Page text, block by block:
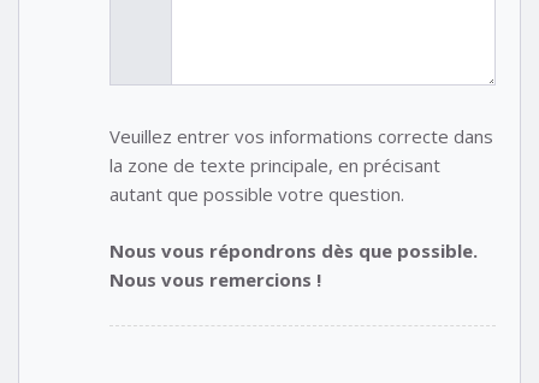
Veuillez entrer vos informations correcte dans
la zone de texte principale, en précisant
autant que possible votre question.
Nous vous répondrons dès que possible.
Nous vous remercions !